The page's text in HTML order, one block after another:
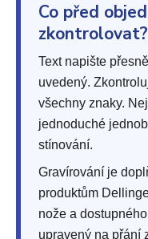
Co před
zkontrolovat?
Text napište
uvedený.
všechny znaky.
jednoduché
stínování.
Gravírování je
produktům
nože a
upravený na přání